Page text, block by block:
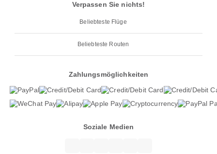
Verpassen Sie nichts!
Beliebteste Flüge
Beliebteste Routen
Zahlungsmöglichkeiten
Soziale Medien